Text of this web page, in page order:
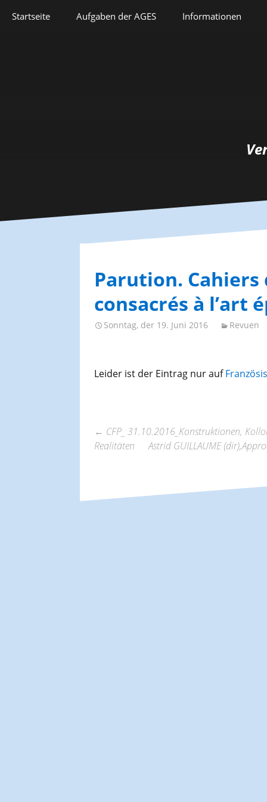
zumStartseite Aufgaben der AGES
Hommage
Informationsbriefe
Informationen
Parution. Cahiers
consacrés à l’art
Sonntag, der 19. Juni 2016 Revuen
Leider ist der Eintrag nur auf
Beitrags-
Navigation
← CFP_ 31.10.2016_Konstruktionen,
Realitäten
Astrid GUILLAUME